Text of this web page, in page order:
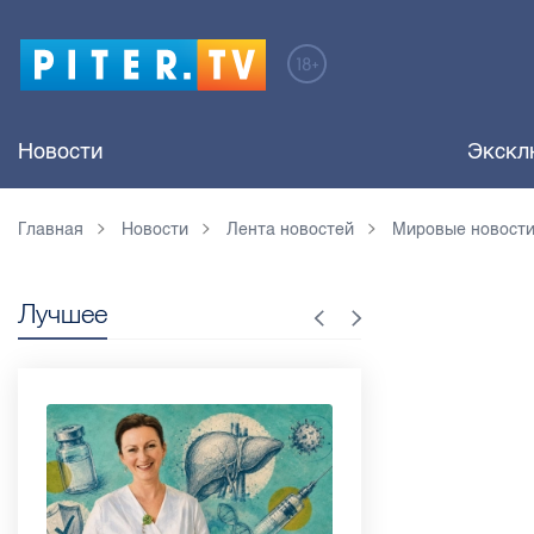
Новости
Главная Новости Лента новостей Мировые новости
Лучшее